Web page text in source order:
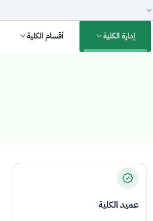
إدارة الكلية أقسام الكلية
عميد الكلية